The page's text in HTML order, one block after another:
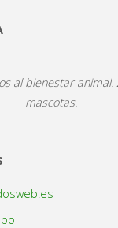
al bienestar animal.
mascotas.